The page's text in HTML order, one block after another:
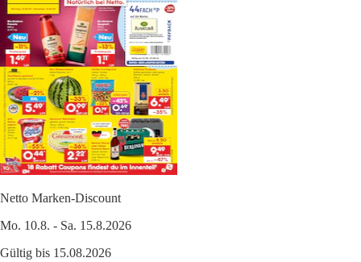
Netto Marken-Discount
Mo. 10.8. - Sa. 15.8.2026
Gültig bis 15.08.2026